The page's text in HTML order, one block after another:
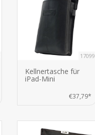
17099
Kellnertasche für
iPad-Mini
€37,79*